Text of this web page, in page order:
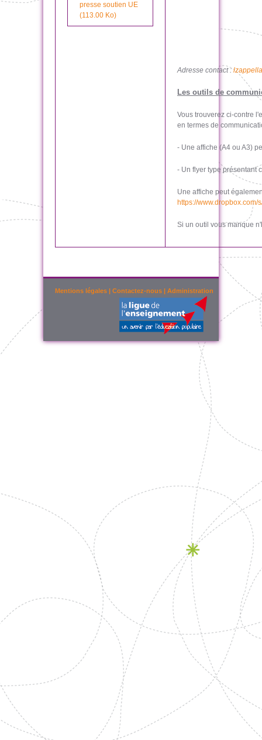
presse soutien UE
(113.00 Ko)
Adresse contact :
Les outils de
Vous trouverez ci-contre
en termes de
- Une affiche (A4 ou A3)
- Un flyer type présentant
Une affiche peut
https://
Si un outil vous manque
Mentions légales | Contactez-nous | Administration